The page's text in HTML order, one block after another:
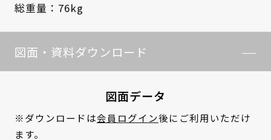
総重量：76kg
図面・資料ダウンロード
図面データ
※ダウンロードは会員ログイン後にご利用いただけ
ます。